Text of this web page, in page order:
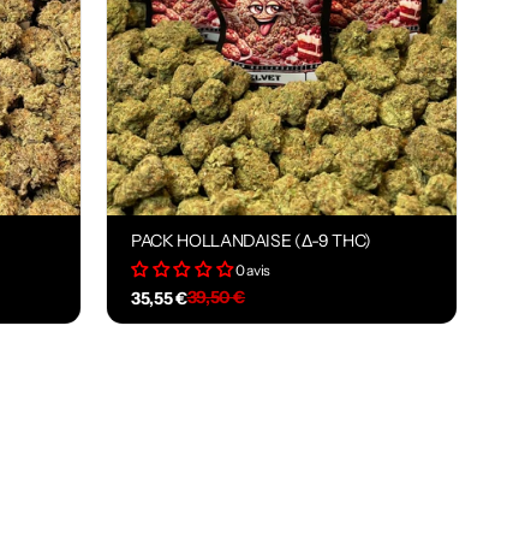
PACK HOLLANDAISE (Δ-9 THC)
0 avis
35,55 €39,50 €